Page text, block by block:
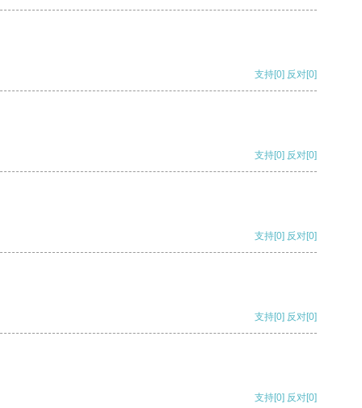
支持[0] 反对[0]
支持[0] 反对[0]
支持[0] 反对[0]
支持[0] 反对[0]
支持[0] 反对[0]